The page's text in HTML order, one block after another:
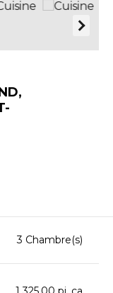
3 Chambre(s)